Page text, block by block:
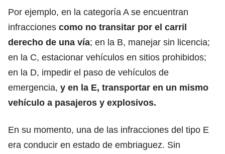
Por ejemplo, en la categoría A se encuentran
infracciones como no transitar por el carril
derecho de una vía; en la B, manejar sin licencia;
en la C, estacionar vehículos en sitios prohibidos;
en la D, impedir el paso de vehículos de
emergencia, y en la E, transportar en un mismo
vehículo a pasajeros y explosivos.
En su momento, una de las infracciones del tipo E
era conducir en estado de embriaguez. Sin